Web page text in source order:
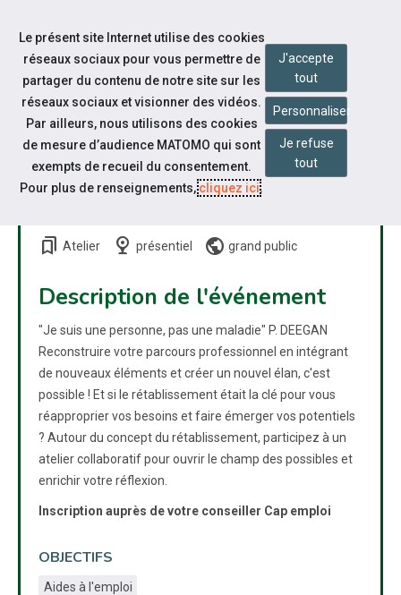
Aller au contenu
ATELIER COLLECTIF : LE
RÉTABLISSEMENT (POUR LES
bookmarks Atelier nest_cam_indoor présentiel public grand public
Description de l'événement
"Je suis une personne, pas une maladie" P. DEEGAN
Reconstruire votre parcours professionnel en intégrant
de nouveaux éléments et créer un nouvel élan, c'est
possible ! Et si le rétablissement était la clé pour vous
réapproprier vos besoins et faire émerger vos potentiels
? Autour du concept du rétablissement, participez à un
atelier collaboratif pour ouvrir le champ des possibles et
enrichir votre réflexion.
Inscription auprès de votre conseiller Cap emploi
OBJECTIFS
Aides à l'emploi
Le présent site Internet utilise des cookies
réseaux sociaux pour vous permettre de
partager du contenu de notre site sur les
réseaux sociaux et visionner des vidéos.
Par ailleurs, nous utilisons des cookies
de mesure d’audience MATOMO qui sont
exempts de recueil du consentement.
Pour plus de renseignements,cliquez ici.
J'accepte
tout
Personnaliser
Je refuse
tout